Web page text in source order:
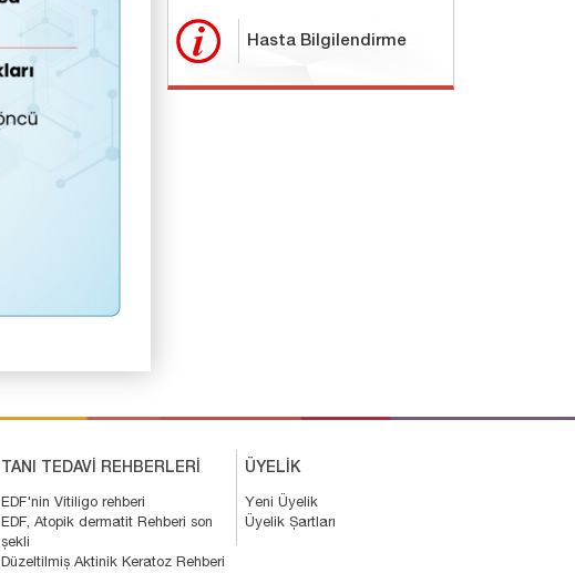
Hasta Bilgilendirme
TANI TEDAVİ REHBERLERİ
EDF'nin Vitiligo rehberi
EDF, Atopik dermatit Rehberi son
şekli
Düzeltilmiş Aktinik Keratoz Rehberi
ÜYELİK
Yeni Üyelik
Üyelik Şartları